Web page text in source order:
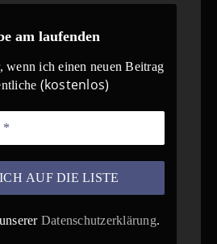
am laufenden
wenn ich einen neuen Beitrag
(kostenlos)
Datenschutzerklärung.